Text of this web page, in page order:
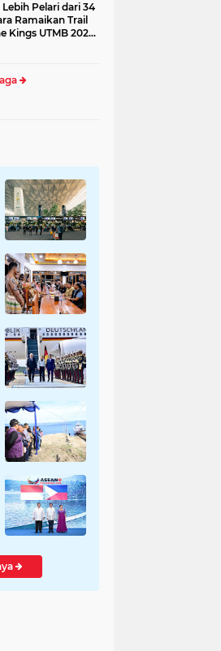
Lebih Pelari dari 34
Ramaikan Trail
Kings UTMB 2026